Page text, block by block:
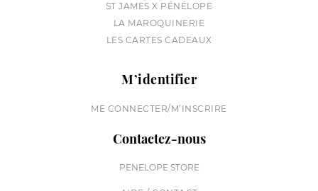
ST JAMES X PÉNÉLOPE
LA MAROQUINERIE
LES CARTES CADEAUX
M’identifier
ME CONNECTER/M’INSCRIRE
Contactez-nous
PENELOPE STORE